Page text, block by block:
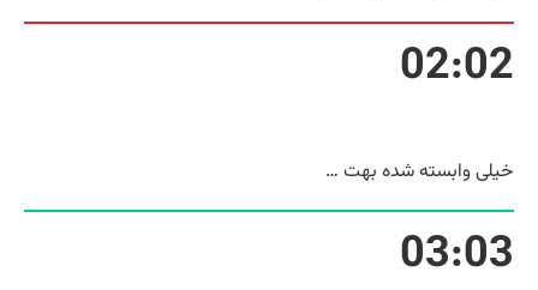
02:02
خیلی وابسته شده بهت …
03:03